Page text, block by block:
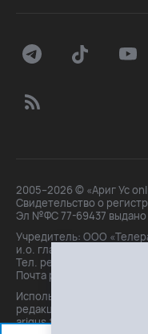
2005–2026 © «Ариг Ус
Свидетельство о
Эл №ФС 77-69437 выдано
Учредитель: ООО
и.о. главного редактора:
Тел. peдakции:
Почта peдakции:
Использование
редакции. При
arigus.tv обязательна.